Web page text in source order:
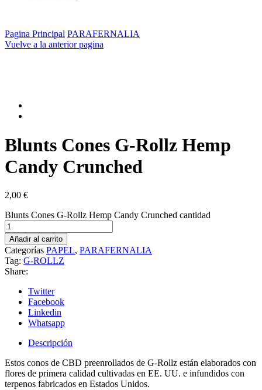
Pagina Principal PARAFERNALIA
Vuelve a la anterior pagina
Blunts Cones G-Rollz Hemp
Candy Crunched
2,00 €
Blunts Cones G-Rollz Hemp Candy Crunched cantidad
Añadir al carrito
Categorías PAPEL, PARAFERNALIA
Tag: G-ROLLZ
Share:
Twitter
Facebook
Linkedin
Whatsapp
Descripción
Estos conos de CBD preenrollados de G-Rollz están elaborados con
flores de primera calidad cultivadas en EE. UU. e infundidos con
terpenos fabricados en Estados Unidos.